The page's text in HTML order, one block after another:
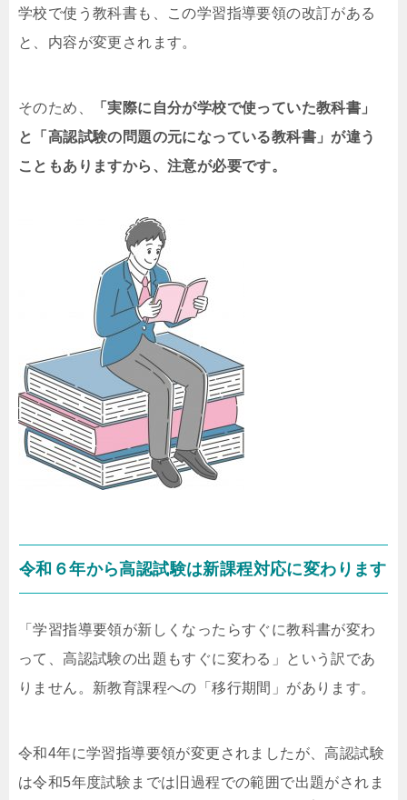
学校で使う教科書も、この学習指導要領の改訂がある
と、内容が変更されます。
そのため、
「実際に自分が学校で使っていた教科書」
と「高認試験の問題の元になっている教科書」が違う
こともありますから、注意が必要です。
令和６年から高認試験は新課程対応に変わります
「学習指導要領が新しくなったらすぐに教科書が変わ
って、高認試験の出題もすぐに変わる」という訳であ
りません。新教育課程への「移行期間」があります。
令和4年に学習指導要領が変更されましたが、高認試験
は令和5年度試験までは旧過程での範囲で出題がされま